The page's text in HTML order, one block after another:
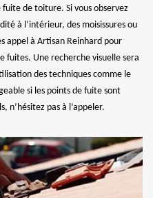
fuite de toiture. Si vous observez
à l’intérieur, des moisissures ou
appel à Artisan Reinhard pour
fuites. Une recherche visuelle sera
des techniques comme le
si les points de fuite sont
n’hésitez pas à l’appeler.